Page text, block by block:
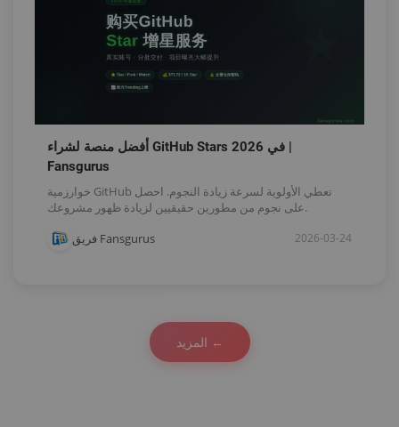
أفضل منصة لشراء GitHub Stars في 2026 |
Fansgurus
خوارزمية GitHub تعطي الأولوية لسرعة زيادة النجوم. احصل
على نجوم من مطورين حقيقيين لزيادة ظهور مشروعك.
فريق Fansgurus
2026-03-24
المزيد ←